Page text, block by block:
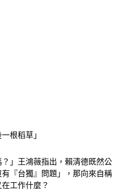
根稻草」
？」王鴻薇指出，賴清德既然公
『台獨』問題」，那向來自稱
工作什麼？